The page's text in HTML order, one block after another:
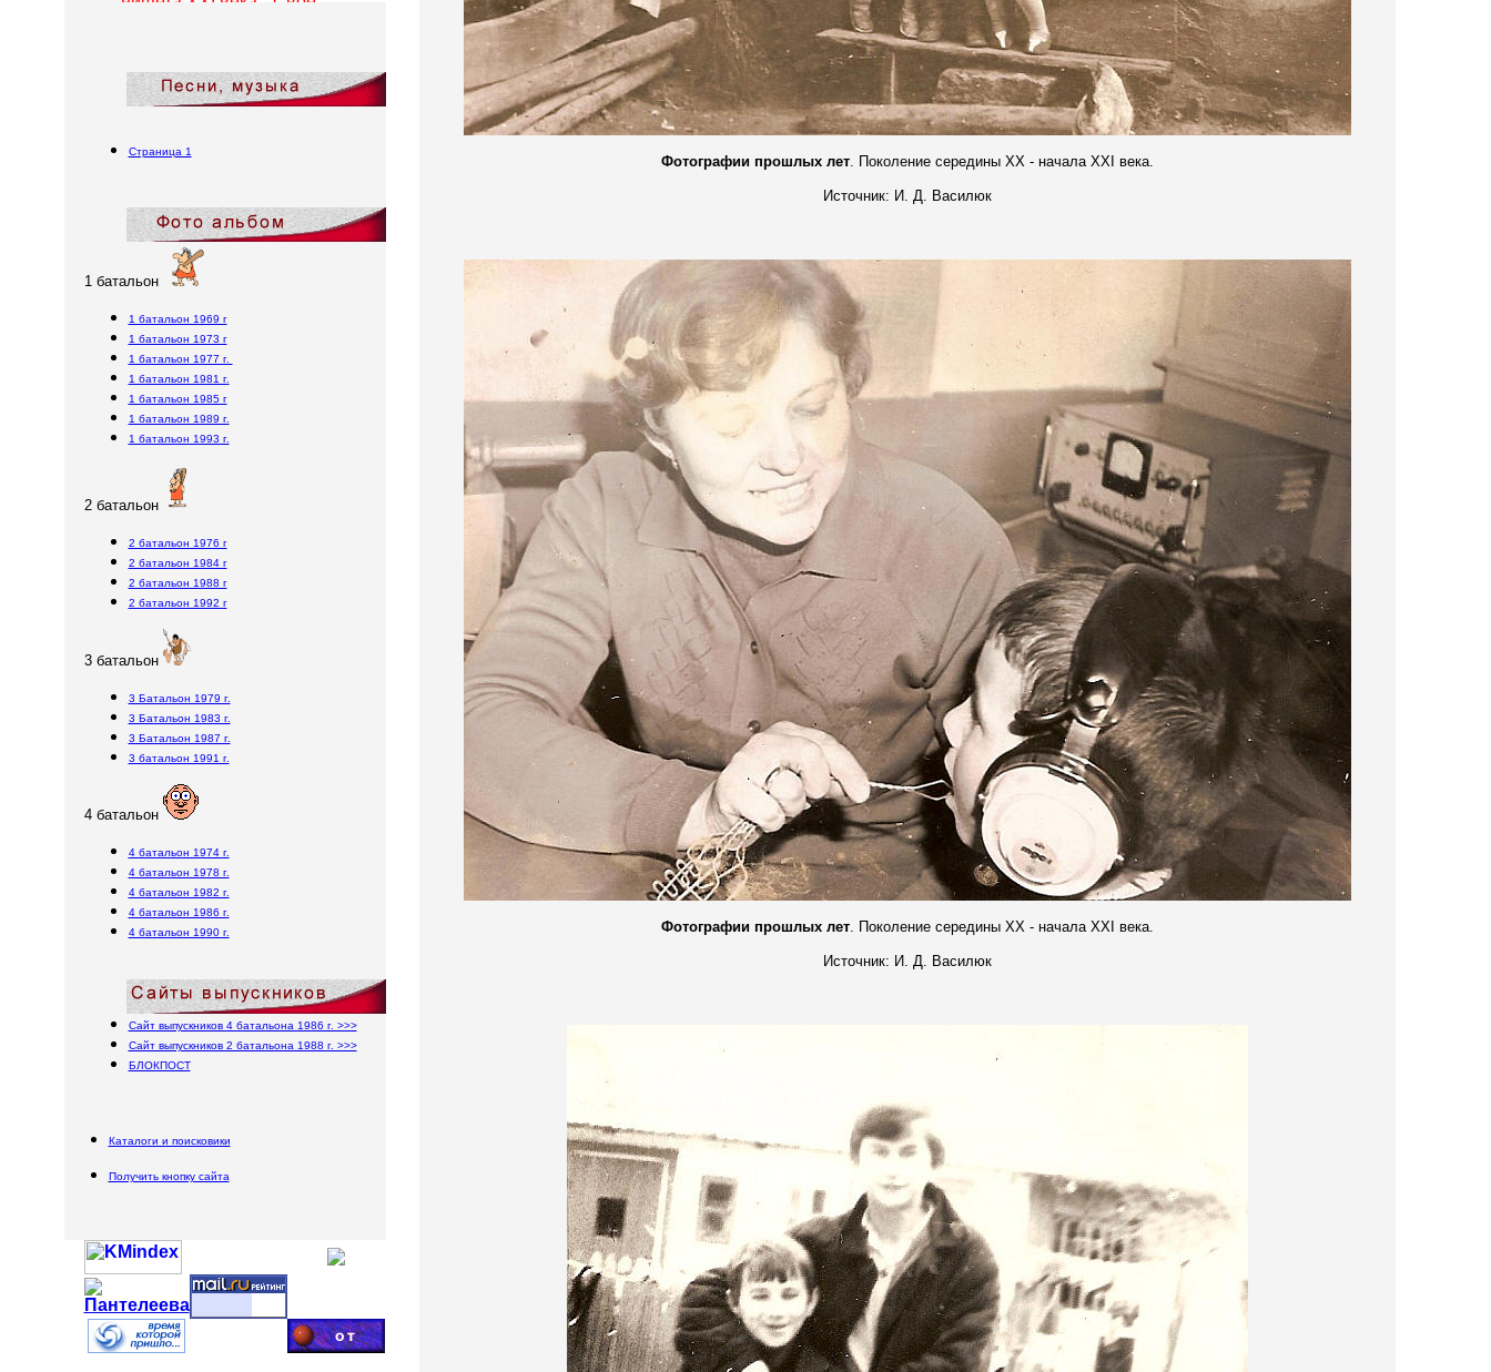
Гостевой книге. Администрация
Страница 1
1 батальон
1 батальон 1969 г
1 батальон 1973 г
1 батальон 1977 г.
1 батальон 1981 г.
1 батальон 1985 г
1 батальон 1989 г.
1 батальон 1993 г.
2 батальон
2 батальон 1976 г
2 батальон 1984 г
2 батальон 1988 г
2 батальон 1992 г
3 батальон
3 Батальон 1979 г.
3 Батальон 1983 г.
3 Батальон 1987 г.
3 батальон 1991 г.
4 батальон
4 батальон 1974 г.
4 батальон 1978 г.
4 батальон 1982 г.
4 батальон 1986 г.
4 батальон 1990 г.
Сайт выпускников 4 батальона 1986 г. >>>
Сайт выпускников 2 батальона 1988 г. >>>
БЛОКПОСТ
Каталоги и поисковики
Получить кнопку сайта
Фотографии прошлых лет. Поколение середины XX - начала XXI века.
Источник: И. Д. Василюк
Фотографии прошлых лет. Поколение середины XX - начала XXI века.
Источник: И. Д. Василюк